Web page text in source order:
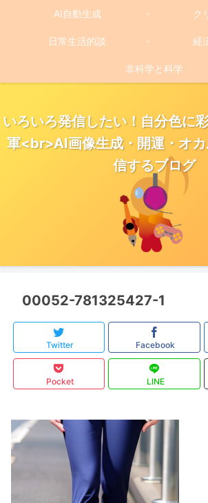
いろいろ発信したい！自分色に
軍<br>AI画像生成・開運・オ
信するブログ
AI自動生成 ク
日常生活的談 経
非科学と科学
00052-781325427-1
Twitter Facebook
Pocket LINE